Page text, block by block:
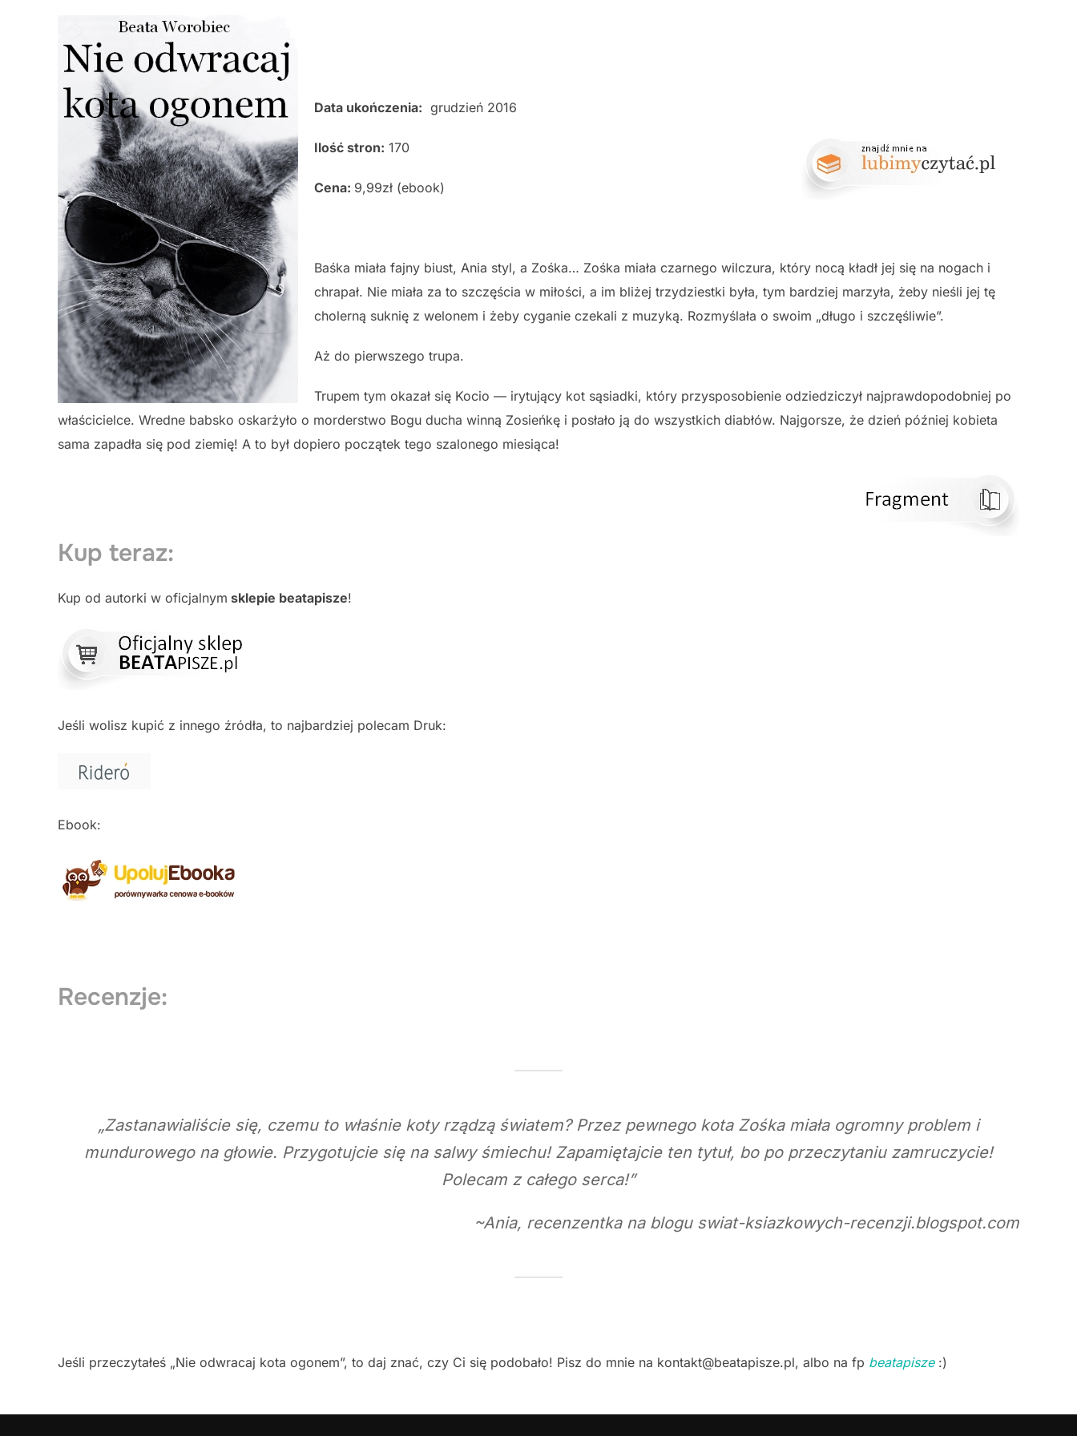
Data ukończenia: grudzień 2016
Ilość stron: 170
Cena: 9,99zł (ebook)
Baśka miała fajny biust, Ania styl, a Zośka… Zośka miała czarnego wilczura, który nocą kładł jej się na nogach i
chrapał. Nie miała za to szczęścia w miłości, a im bliżej trzydziestki była, tym bardziej marzyła, żeby nieśli jej tę
cholerną suknię z welonem i żeby cyganie czekali z muzyką. Rozmyślała o swoim „długo i szczęśliwie”.
Aż do pierwszego trupa.
Trupem tym okazał się Kocio — irytujący kot sąsiadki, który przysposobienie odziedziczył najprawdopodobniej po
właścicielce. Wredne babsko oskarżyło o morderstwo Bogu ducha winną Zosieńkę i posłało ją do wszystkich diabłów. Najgorsze, że dzień później kobieta
sama zapadła się pod ziemię! A to był dopiero początek tego szalonego miesiąca!
Kup teraz:
Kup od autorki w oficjalnym sklepie beatapisze!
Jeśli wolisz kupić z innego źródła, to najbardziej polecam Druk:
Ebook:
Recenzje:
„Zastanawialiście się, czemu to właśnie koty rządzą światem? Przez pewnego kota Zośka miała ogromny problem i
mundurowego na głowie. Przygotujcie się na salwy śmiechu! Zapamiętajcie ten tytuł, bo po przeczytaniu zamruczycie!
Polecam z całego serca!”
~Ania, recenzentka na blogu swiat-ksiazkowych-recenzji.blogspot.com
Jeśli przeczytałeś „Nie odwracaj kota ogonem”, to daj znać, czy Ci się podobało! Pisz do mnie na kontakt@beatapisze.pl, albo na fp beatapisze:)